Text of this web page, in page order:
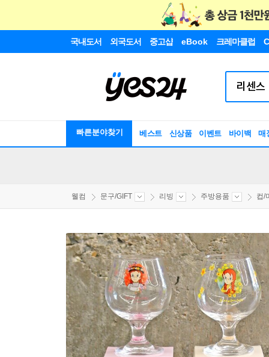
국내도서 외국도서 중고샵 eBook 크레마클럽
빠른분야찾기 베스트 신상품 이벤트 바이백 매
웰컴 문구/GIFT 리빙 주방용품 컵/